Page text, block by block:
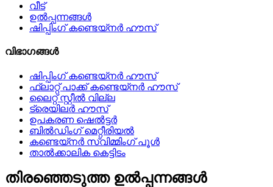
വീട്
ഉൽപ്പന്നങ്ങൾ
ഷിപ്പിംഗ് കണ്ടെയ്നർ ഹൗസ്
വിഭാഗങ്ങൾ
ഷിപ്പിംഗ് കണ്ടെയ്നർ ഹൗസ്
ഫ്ലാറ്റ് പാക്ക് കണ്ടെയ്നർ ഹൗസ്
ലൈറ്റ് സ്റ്റീൽ വില്ല
ട്രെയിലർ ഹൗസ്
ഉപകരണ ഷെൽട്ടർ
ബിൽഡിംഗ് മെറ്റീരിയൽ
കണ്ടെയ്നർ സ്വിമ്മിംഗ് പൂൾ
താൽക്കാലിക കെട്ടിടം
തിരഞ്ഞെടുത്ത ഉൽപ്പന്നങ്ങൾ